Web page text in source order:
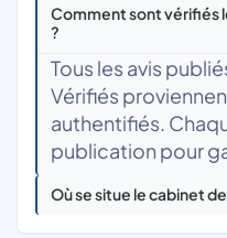
Comment sont vérifiés
?
Tous les avis
Vérifiés
authentifiés.
publication pour
Où se situe le cabinet